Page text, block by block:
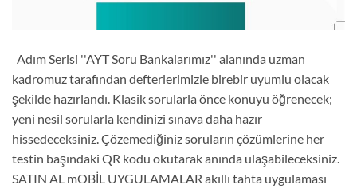
Adım Serisi ''AYT Soru Bankalarımız'' alanında uzman
kadromuz tarafından defterlerimizle birebir uyumlu olacak
şekilde hazırlandı. Klasik sorularla önce konuyu öğrenecek;
yeni nesil sorularla kendinizi sınava daha hazır
hissedeceksiniz. Çözemediğiniz soruların çözümlerine her
testin başındaki QR kodu okutarak anında ulaşabileceksiniz.
SATIN AL mOBİL UYGULAMALAR akıllı tahta uygulaması